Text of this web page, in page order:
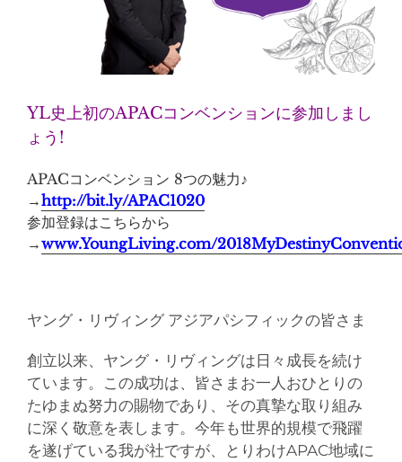
YL史上初のAPACコンベンションに参加しまし
ょう!
APACコンベンション 8つの魅力♪
→http://bit.ly/APAC1020
参加登録はこちらから
→www.YoungLiving.com/
ヤング・リヴィング アジアパシフィックの皆さま
創立以来、ヤング・リヴィングは日々成長を続け
ています。この成功は、皆さまお一人おひとりの
たゆまぬ努力の賜物であり、その真摯な取り組み
に深く敬意を表します。今年も世界的規模で飛躍
を遂げている我が社ですが、とりわけAPAC地域に